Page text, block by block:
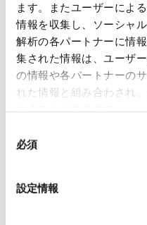
ます。またユーザーによ
情報を収集し、ソーシャ
解析の各パートナーに情
集された情報は、ユーザ
の情報や各パートナーの
れた情報と組み合わされ
必須
設定情報
具体的には、バイヤ
最も価値があると感
の通りです：
2023年にはウェビナ